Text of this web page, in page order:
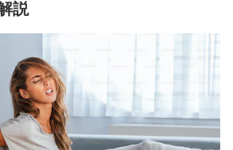
説